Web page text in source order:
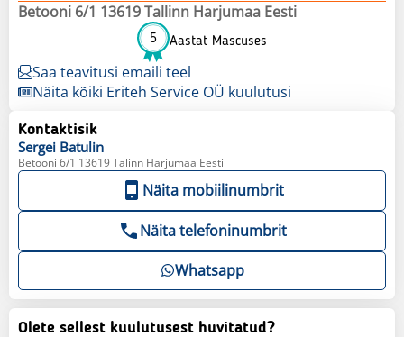
Betooni 6/1 13619 Tallinn Harjumaa Eesti
5 Aastat Mascuses
Saa teavitusi emaili teel
Näita kõiki Eriteh Service OÜ kuulutusi
Kontaktisik
Sergei Batulin
Betooni 6/1 13619 Talinn Harjumaa Eesti
Näita mobiilinumbrit
Näita telefoninumbrit
Whatsapp
Olete sellest kuulutusest huvitatud?